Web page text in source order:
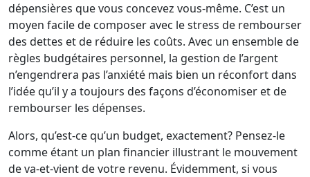
dépensières que vous concevez vous-même. C’est un
moyen facile de composer avec le stress de rembourser
des dettes et de réduire les coûts. Avec un ensemble de
règles budgétaires personnel, la gestion de l’argent
n’engendrera pas l’anxiété mais bien un réconfort dans
l’idée qu’il y a toujours des façons d’économiser et de
rembourser les dépenses.
Alors, qu’est-ce qu’un budget, exactement? Pensez-le
comme étant un plan financier illustrant le mouvement
de va-et-vient de votre revenu. Évidemment, si vous